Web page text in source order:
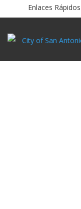
Enlaces Rápidos